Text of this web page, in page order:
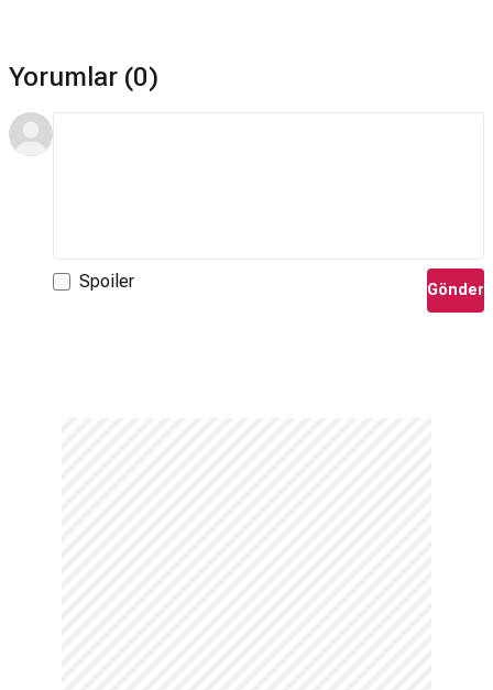
Yorumlar (0)
Spoiler Gönder